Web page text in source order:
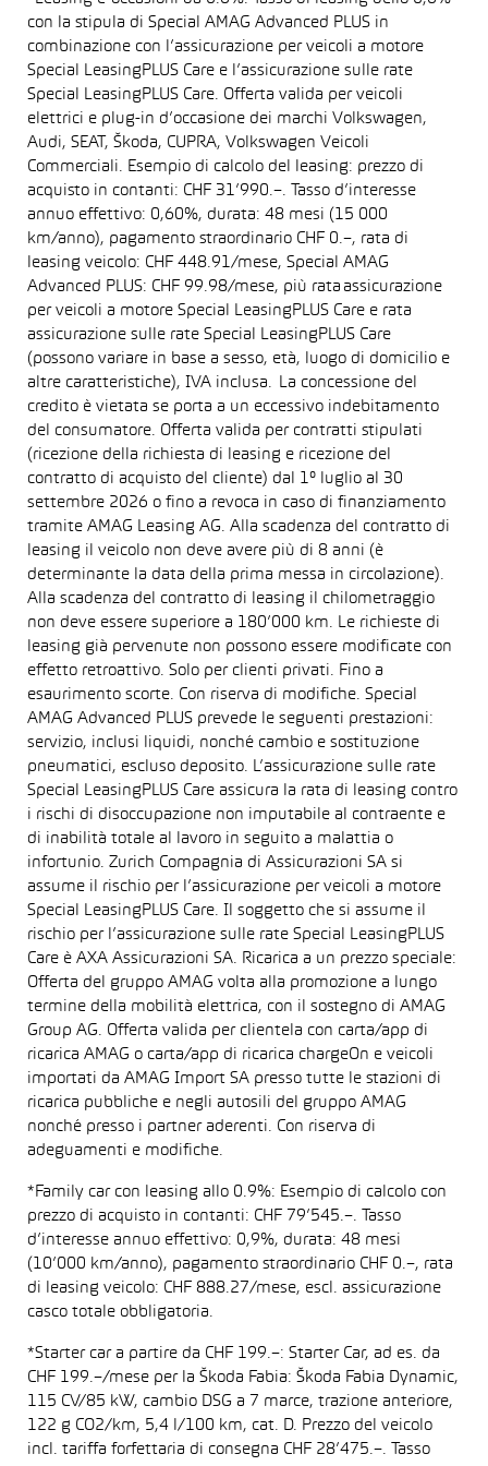
con la stipula di Special AMAG Advanced PLUS in
combinazione con l’assicurazione per veicoli a motore
Special LeasingPLUS Care e l’assicurazione sulle rate
Special LeasingPLUS Care. Offerta valida per veicoli
elettrici e plug-in d’occasione dei marchi Volkswagen,
Audi, SEAT, Škoda, CUPRA, Volkswagen Veicoli
Commerciali. Esempio di calcolo del leasing: prezzo di
acquisto in contanti: CHF 31’990.–. Tasso d’interesse
annuo effettivo: 0,60%, durata: 48 mesi (15 000
km/anno), pagamento straordinario CHF 0.–, rata di
leasing veicolo: CHF 448.91/mese, Special AMAG
Advanced PLUS: CHF 99.98/mese, più rata assicurazione
per veicoli a motore Special LeasingPLUS Care e rata
assicurazione sulle rate Special LeasingPLUS Care
(possono variare in base a sesso, età, luogo di domicilio e
altre caratteristiche), IVA inclusa. La concessione del
credito è vietata se porta a un eccessivo indebitamento
del consumatore. Offerta valida per contratti stipulati
(ricezione della richiesta di leasing e ricezione del
contratto di acquisto del cliente) dal 1° luglio al 30
settembre 2026 o fino a revoca in caso di finanziamento
tramite AMAG Leasing AG. Alla scadenza del contratto di
leasing il veicolo non deve avere più di 8 anni (è
determinante la data della prima messa in circolazione).
Alla scadenza del contratto di leasing il chilometraggio
non deve essere superiore a 180’000 km. Le richieste di
leasing già pervenute non possono essere modificate con
effetto retroattivo. Solo per clienti privati. Fino a
esaurimento scorte. Con riserva di modifiche. Special
AMAG Advanced PLUS prevede le seguenti prestazioni:
servizio, inclusi liquidi, nonché cambio e sostituzione
pneumatici, escluso deposito. L’assicurazione sulle rate
Special LeasingPLUS Care assicura la rata di leasing contro
i rischi di disoccupazione non imputabile al contraente e
di inabilità totale al lavoro in seguito a malattia o
infortunio. Zurich Compagnia di Assicurazioni SA si
assume il rischio per l’assicurazione per veicoli a motore
Special LeasingPLUS Care. Il soggetto che si assume il
rischio per l’assicurazione sulle rate Special LeasingPLUS
Care è AXA Assicurazioni SA. Ricarica a un prezzo speciale:
Offerta del gruppo AMAG volta alla promozione a lungo
termine della mobilità elettrica, con il sostegno di AMAG
Group AG. Offerta valida per clientela con carta/app di
ricarica AMAG o carta/app di ricarica chargeOn e veicoli
importati da AMAG Import SA presso tutte le stazioni di
ricarica pubbliche e negli autosili del gruppo AMAG
nonché presso i partner aderenti. Con riserva di
adeguamenti e modifiche.
*Family car con leasing allo 0.9%: Esempio di calcolo con
prezzo di acquisto in contanti: CHF 79’545.–. Tasso
d’interesse annuo effettivo: 0,9%, durata: 48 mesi
(10’000 km/anno), pagamento straordinario CHF 0.–, rata
di leasing veicolo: CHF 888.27/mese, escl. assicurazione
casco totale obbligatoria.
*Starter car a partire da CHF 199.–: Starter Car, ad es. da
CHF 199.–/mese per la Škoda Fabia: Škoda Fabia Dynamic,
115 CV/85 kW, cambio DSG a 7 marce, trazione anteriore,
122 g CO2/km, 5,4 l/100 km, cat. D. Prezzo del veicolo
incl. tariffa forfettaria di consegna CHF 28’475.–. Tasso